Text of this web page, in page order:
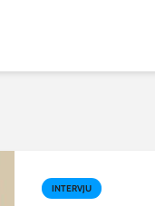
INTERVJU